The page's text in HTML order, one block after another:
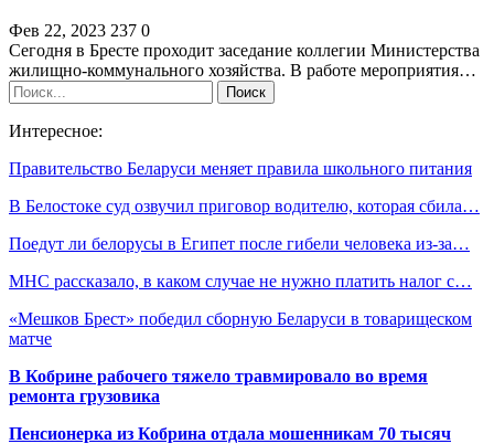
Фев 22, 2023 237 0
Сегодня в Бресте проходит заседание коллегии Министерства
жилищно-коммунального хозяйства. В работе мероприятия…
Интересное:
Правительство Беларуси меняет правила школьного питания
В Белостоке суд озвучил приговор водителю, которая сбила…
Поедут ли белорусы в Египет после гибели человека из-за…
МНС рассказало, в каком случае не нужно платить налог с…
«Мешков Брест» победил сборную Беларуси в товарищеском
матче
В Кобрине рабочего тяжело травмировало во время
ремонта грузовика
Пенсионерка из Кобрина отдала мошенникам 70 тысяч